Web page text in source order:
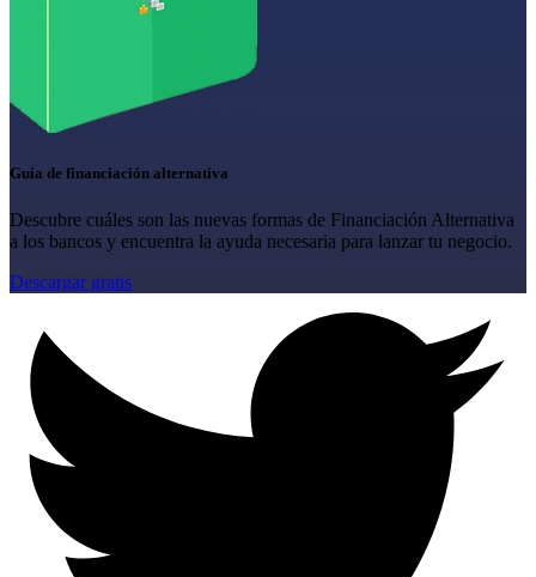
Guía de financiación alternativa
Descubre cuáles son las nuevas formas de Financiación Alternativa
a los bancos y encuentra la ayuda necesaria para lanzar tu negocio.
Descargar gratis